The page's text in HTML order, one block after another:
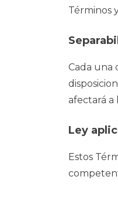
Términos
Cada una
afectará a
Ley
Estos